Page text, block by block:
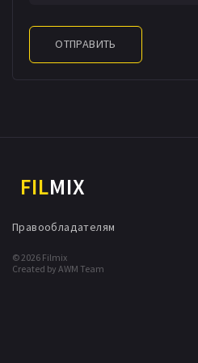
ОТПРАВИТЬ
FILMIX
© 2026 Filmix
Created by AWM Team
Правообладателям